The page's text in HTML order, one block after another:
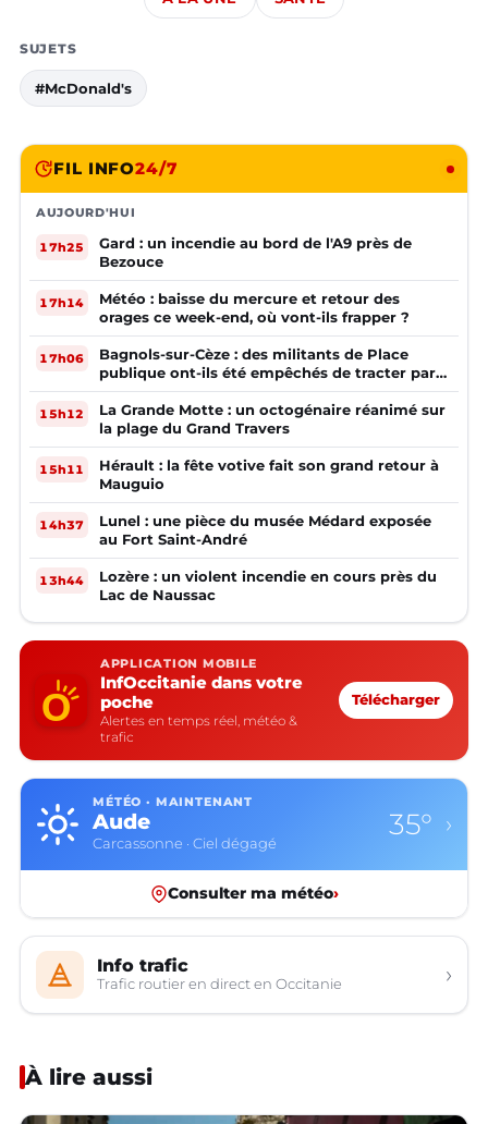
SUJETS
#McDonald's
FIL INFO24/7
AUJOURD'HUI
17h25
Gard : un incendie au bord de l'A9 près de
Bezouce
17h14
Météo : baisse du mercure et retour des
orages ce week-end, où vont-ils frapper ?
17h06
Bagnols-sur-Cèze : des militants de Place
publique ont-ils été empêchés de tracter par
la mairie ?
15h12
La Grande Motte : un octogénaire réanimé sur
la plage du Grand Travers
15h11
Hérault : la fête votive fait son grand retour à
Mauguio
14h37
Lunel : une pièce du musée Médard exposée
au Fort Saint-André
13h44
Lozère : un violent incendie en cours près du
Lac de Naussac
APPLICATION MOBILE
InfOccitanie dans votre
poche
Alertes en temps réel, météo &
trafic
Télécharger
MÉTÉO · MAINTENANT
Aude
Carcassonne · Ciel dégagé
35° ›
Consulter ma météo›
Info trafic
Trafic routier en direct en Occitanie ›
À lire aussi